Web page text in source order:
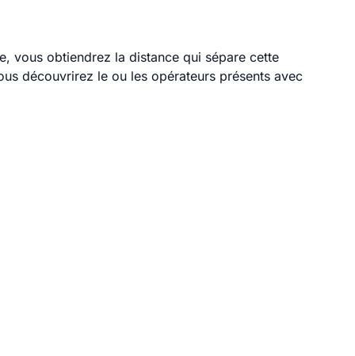
vous obtiendrez la distance qui sépare cette
découvrirez le ou les opérateurs présents avec